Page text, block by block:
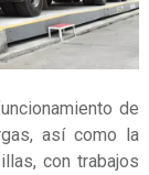
de
así como la
con trabajos